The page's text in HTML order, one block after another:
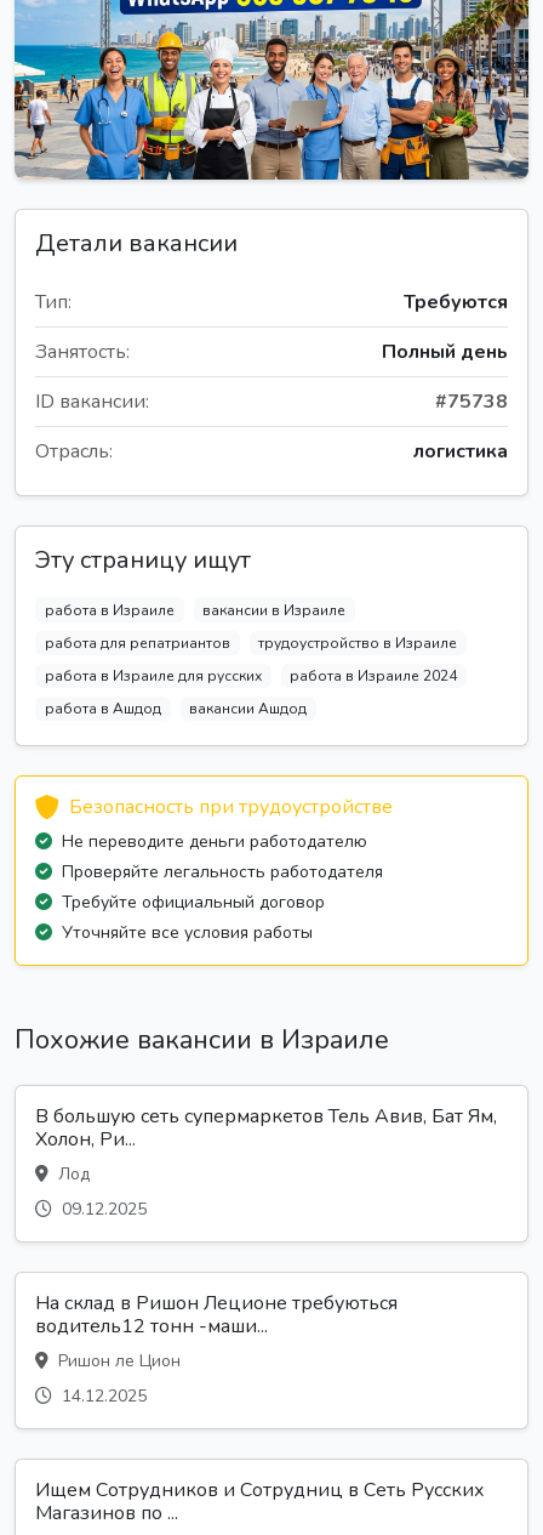
Детали вакансии
Тип:
Требуются
Занятость:
Полный день
ID вакансии:
#75738
Отрасль:
логистика
Эту страницу ищут
работа в Израиле
вакансии в Израиле
работа для репатриантов
трудоустройство в Израиле
работа в Израиле для русских
работа в Израиле 2024
работа в Ашдод
вакансии Ашдод
Безопасность при трудоустройстве
Не переводите деньги работодателю
Проверяйте легальность работодателя
Требуйте официальный договор
Уточняйте все условия работы
Похожие вакансии в Израиле
В большую сеть супермаркетов Тель Авив, Бат Ям,
Холон, Ри...
Лод
09.12.2025
На склад в Ришон Леционе требуються
водитель12 тонн -маши...
Ришон ле Цион
14.12.2025
Ищем Сотрудников и Сотрудниц в Сеть Русских
Магазинов по ...